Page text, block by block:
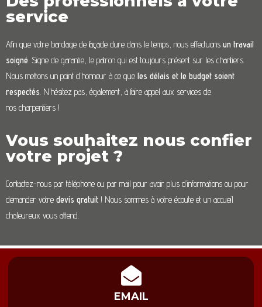
service
Afin que votre bardage de façade dure dans le temps, nous effectuons un travail
soigné . Signe de garantie, le patron qui est toujours présent sur les chantiers.
Nous mettons un point d’honneur à ce que les délais et le budget soient
respectés . N’hésitez pas, également, à faire appel aux services de
nos charpentiers !
Vous souhaitez nous confier
votre projet ?
Contactez-nous par téléphone ou par mail pour avoir plus d’informations ou pour
demander votre devis gratuit ! Nous sommes à votre écoute et un accueil
chaleureux vous attend.
EMAIL